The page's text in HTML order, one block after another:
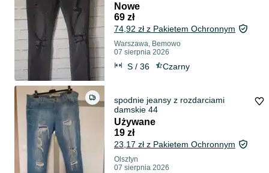
Nowe
69 zł
74,92 zł z Pakietem Ochronnym
Warszawa, Bemowo
07 sierpnia 2026
S / 36 Czarny
spodnie jeansy z rozdarciami
damskie 44
Używane
19 zł
23,17 zł z Pakietem Ochronnym
Olsztyn
07 sierpnia 2026